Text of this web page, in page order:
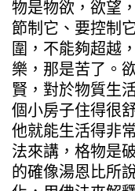
物是物欲，欲望
節制它、要控制
圍，不能夠超越
樂，那是苦了。
賢，對於物質生
個小房子住得很
他就能生活得非
法來講，格物是
的確像湯恩比所